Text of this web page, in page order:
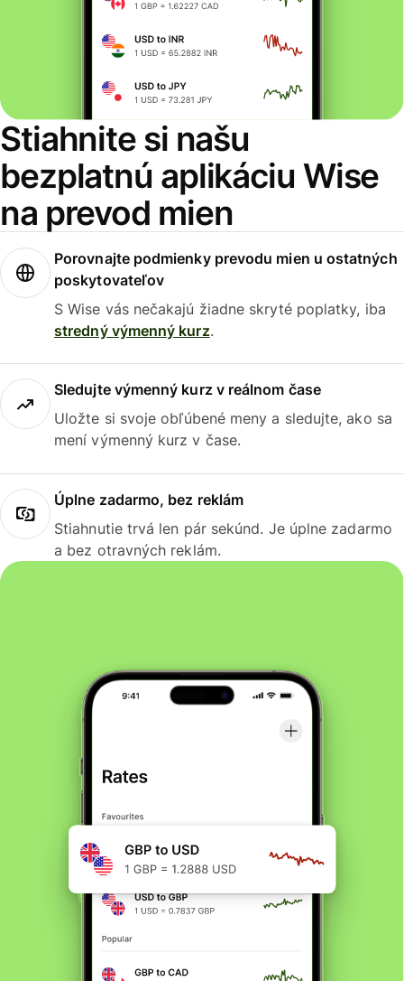
Stiahnite si našu
bezplatnú aplikáciu Wise
na prevod mien
Porovnajte podmienky prevodu mien u ostatných
poskytovateľov
S Wise vás nečakajú žiadne skryté poplatky, iba
stredný výmenný kurz.
Sledujte výmenný kurz v reálnom čase
Uložte si svoje obľúbené meny a sledujte, ako sa
mení výmenný kurz v čase.
Úplne zadarmo, bez reklám
Stiahnutie trvá len pár sekúnd. Je úplne zadarmo
a bez otravných reklám.